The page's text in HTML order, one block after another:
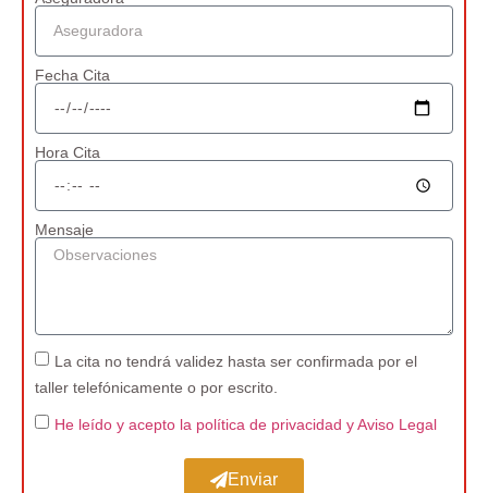
Fecha Cita
Hora Cita
Mensaje
La cita no tendrá validez hasta ser confirmada por el
taller telefónicamente o por escrito.
He leído y acepto la política de privacidad y Aviso Legal
Enviar